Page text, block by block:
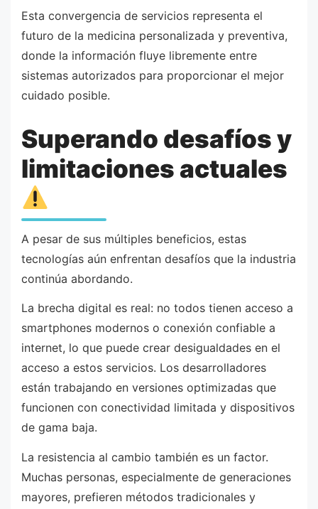
Esta convergencia de servicios representa el
futuro de la medicina personalizada y preventiva,
donde la información fluye libremente entre
sistemas autorizados para proporcionar el mejor
cuidado posible.
Superando desafíos y
limitaciones actuales
A pesar de sus múltiples beneficios, estas
tecnologías aún enfrentan desafíos que la industria
continúa abordando.
La brecha digital es real: no todos tienen acceso a
smartphones modernos o conexión confiable a
internet, lo que puede crear desigualdades en el
acceso a estos servicios. Los desarrolladores
están trabajando en versiones optimizadas que
funcionen con conectividad limitada y dispositivos
de gama baja.
La resistencia al cambio también es un factor.
Muchas personas, especialmente de generaciones
mayores, prefieren métodos tradicionales y